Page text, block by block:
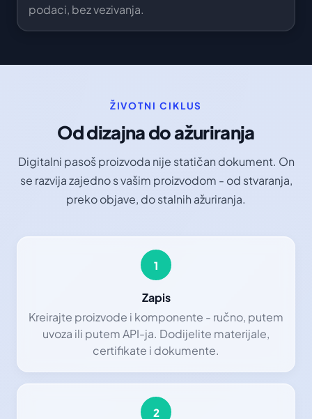
podaci, bez vezivanja.
ŽIVOTNI CIKLUS
Od dizajna do ažuriranja
Digitalni pasoš proizvoda nije statičan dokument. On
se razvija zajedno s vašim proizvodom - od stvaranja,
preko objave, do stalnih ažuriranja.
1
Zapis
Kreirajte proizvode i komponente - ručno, putem
uvoza ili putem API-ja. Dodijelite materijale,
certifikate i dokumente.
2